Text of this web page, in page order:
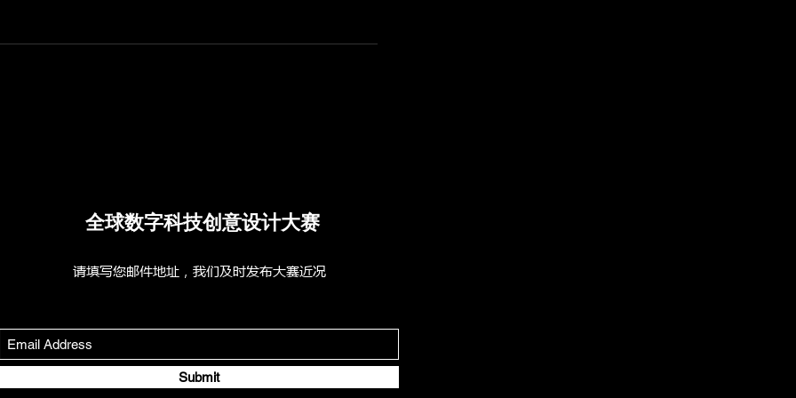
全球数字科技创意设计大赛
​请填写您邮件地址，我们及时发布大赛近况
Submit